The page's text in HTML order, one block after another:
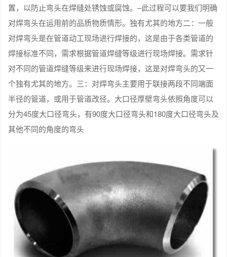
置，以防止弯头在焊缝处锈蚀或腐蚀。–此过程可以要我们明确
对焊弯头在运用前的品质物质情形。独有尤其的地方二：一般
对焊弯头是在管道动工现场进行焊接的，这是由于各类管道的
焊接标准不同，需求根据管道焊缝等级进行现场焊接。需求针
对不同的管道焊缝等级来进行现场焊接，这是对焊弯头的又一
个独有尤其的地方。三：对焊弯头主要用于联接两段不同端面
半径的管道，或用于管道改径。大口径厚壁弯头依照角度可以
分为45度大口径弯头，有90度大口径弯头和180度大口径弯头及
其他不同的角度的弯头